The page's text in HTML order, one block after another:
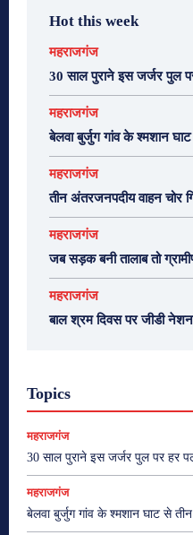
Hot this week
महराजगंज
30 साल पुराने इस जर्जर पुल
महराजगंज
बेलवा बुर्जुग गांव के श्मशान
महराजगंज
तीन अंतरजनपदीय वाहन चोर
महराजगंज
जब सड़क बनी तालाब तो
महराजगंज
बाल श्रम दिवस पर जीडी
Topics
महराजगंज
30 साल पुराने इस जर्जर पुल पर हर
महराजगंज
बेलवा बुर्जुग गांव के श्मशान घाट से